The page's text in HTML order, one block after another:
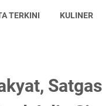
TERKINI KULINER